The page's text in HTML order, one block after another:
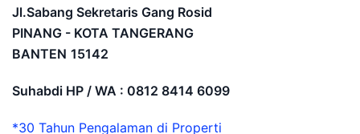
Jl.Sabang Sekretaris Gang Rosid
PINANG - KOTA TANGERANG
BANTEN 15142
Suhabdi HP / WA : 0812 8414 6099
*30 Tahun Pengalaman di Properti